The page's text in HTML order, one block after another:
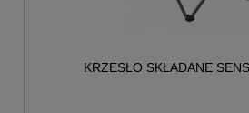
KRZESŁO SKŁADANE